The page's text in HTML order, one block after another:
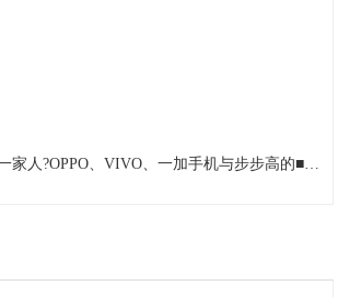
家人?OPPO、VIVO、一加手机与步步高的■